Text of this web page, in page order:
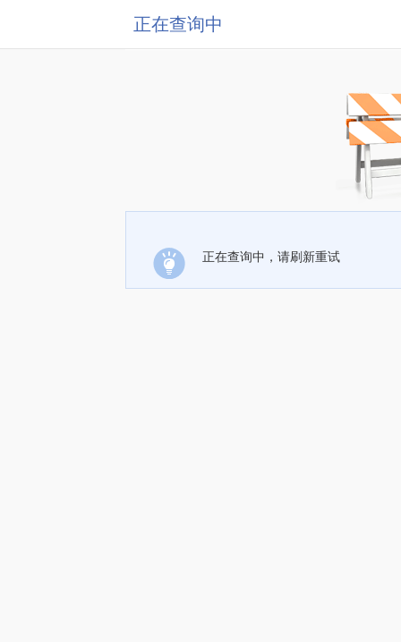
正在查询中
正在查询中，请刷新重试